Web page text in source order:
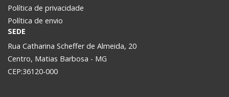
Política de privacidade
Política de envio
SEDE
Rua Catharina Scheffer de Almeida, 20
Centro, Matias Barbosa - MG
CEP:36120-000